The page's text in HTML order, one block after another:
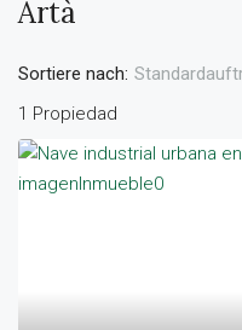
Artà
1 Propiedad
Sortiere nach: